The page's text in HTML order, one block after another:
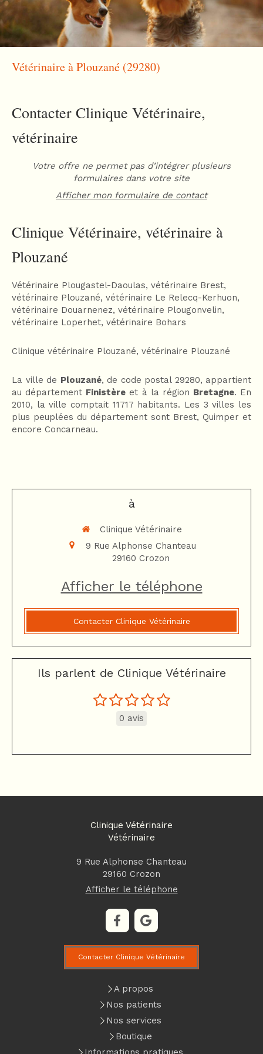
Vétérinaire à Plouzané (29280)
Contacter Clinique Vétérinaire,
vétérinaire
Votre offre ne permet pas d’intégrer plusieurs
formulaires dans votre site
Afficher mon formulaire de contact
Clinique Vétérinaire, vétérinaire à
Plouzané
Vétérinaire Plougastel-Daoulas, vétérinaire Brest,
vétérinaire Plouzané, vétérinaire Le Relecq-Kerhuon,
vétérinaire Douarnenez, vétérinaire Plougonvelin,
vétérinaire Loperhet, vétérinaire Bohars
Clinique vétérinaire Plouzané, vétérinaire Plouzané
La ville de Plouzané, de code postal 29280, appartient
au département Finistère et à la région Bretagne. En
2010, la ville comptait 11717 habitants. Les 3 villes les
plus peuplées du département sont Brest, Quimper et
encore Concarneau.
à
Clinique Vétérinaire
9 Rue Alphonse Chanteau
29160 Crozon
Afficher le téléphone
Contacter Clinique Vétérinaire
Ils parlent de Clinique Vétérinaire
0 avis
Clinique Vétérinaire
Vétérinaire
9 Rue Alphonse Chanteau
29160 Crozon
Afficher le téléphone
Contacter Clinique Vétérinaire
A propos
Nos patients
Nos services
Boutique